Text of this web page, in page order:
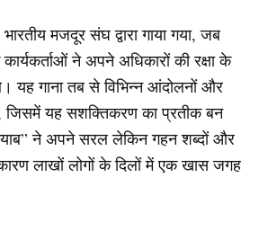
मजदूर संघ द्वारा गाया गया, जब
ने अपने अधिकारों की रक्षा के
यह गाना तब से विभिन्न आंदोलनों और
जिसमें यह सशक्तिकरण का प्रतीक बन
ने अपने सरल लेकिन गहन शब्दों और
लाखों लोगों के दिलों में एक खास जगह